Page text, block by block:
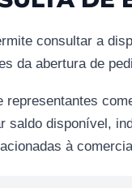
consultar a
da abertura de
saldo disponível,
à